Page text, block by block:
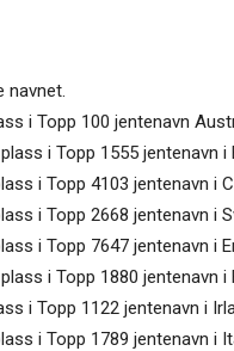
navnet.
i Topp 100 jentenavn
i Topp 1555 jentenavn i
i Topp 4103 jentenavn i
i Topp 2668 jentenavn i
i Topp 7647 jentenavn i
i Topp 1880 jentenavn i
i Topp 1122 jentenavn i
i Topp 1789 jentenavn i